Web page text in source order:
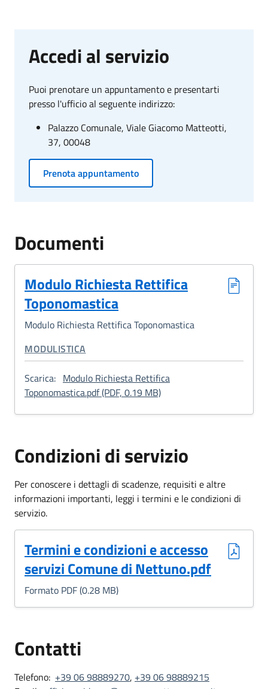
Accedi al servizio
Puoi prenotare un appuntamento e presentarti
presso l'ufficio al seguente indirizzo:
Palazzo Comunale, Viale Giacomo Matteotti,
37, 00048
Prenota appuntamento
Documenti
Modulo Richiesta Rettifica
Toponomastica
Modulo Richiesta Rettifica Toponomastica
CATEGORIA CORRELATA:
MODULISTICA
Scarica: Modulo Richiesta Rettifica
Toponomastica.pdf (PDF, 0.19 MB): Modulo Richiesta
Condizioni di servizio
Per conoscere i dettagli di scadenze, requisiti e altre
informazioni importanti, leggi i termini e le condizioni di
servizio.
Termini e condizioni e accesso
servizi Comune di Nettuno.pdf
(Formato PDF, 0.28 MB)
Formato PDF (0.28 MB)
Contatti
Telefono: +39 06 98889270, +39 06 98889215